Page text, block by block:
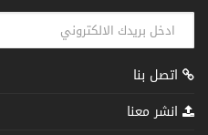
اتصل بنا
انشر معنا